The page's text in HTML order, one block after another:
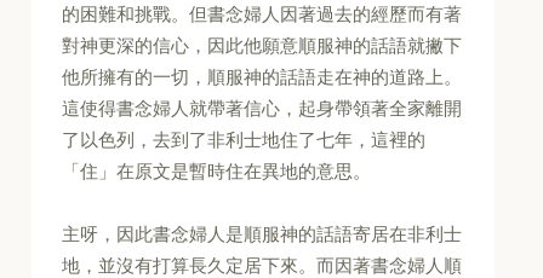
的困難和挑戰。但書念婦人因著過去的經歷而有著
對神更深的信心，因此他願意順服神的話語就撇下
他所擁有的一切，順服神的話語走在神的道路上。
這使得書念婦人就帶著信心，起身帶領著全家離開
了以色列，去到了非利士地住了七年，這裡的
「住」在原文是暫時住在異地的意思。
主呀，因此書念婦人是順服神的話語寄居在非利士
地，並沒有打算長久定居下來。而因著書念婦人順